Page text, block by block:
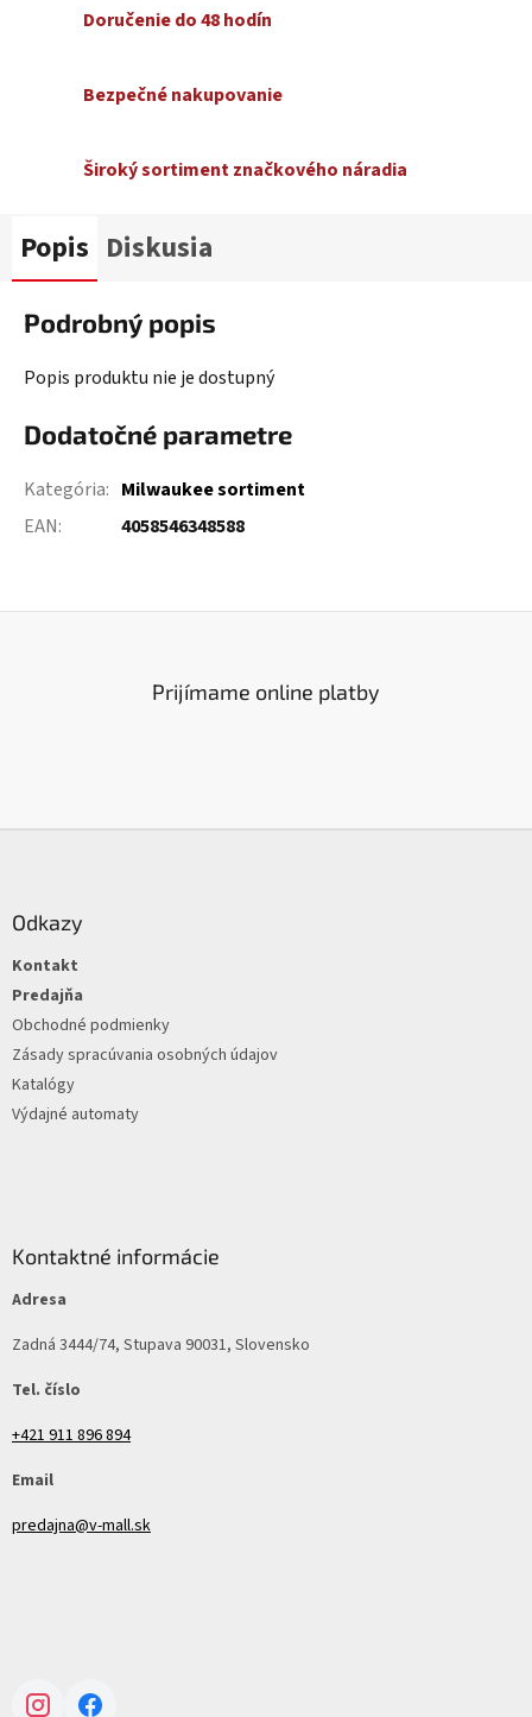
Doručenie do 48 hodín
Bezpečné nakupovanie
Široký sortiment značkového náradia
Popis Diskusia
Podrobný popis
Popis produktu nie je dostupný
Dodatočné parametre
Kategória: Milwaukee sortiment
EAN: 4058546348588
Prijímame online platby
Odkazy
Kontakt
Predajňa
Obchodné podmienky
Zásady spracúvania osobných údajov
Katalógy
Výdajné automaty
Kontaktné informácie
Adresa
Zadná 3444/74, Stupava 90031, Slovensko
Tel. číslo
+421 911 896 894
Email
predajna@v-mall.sk